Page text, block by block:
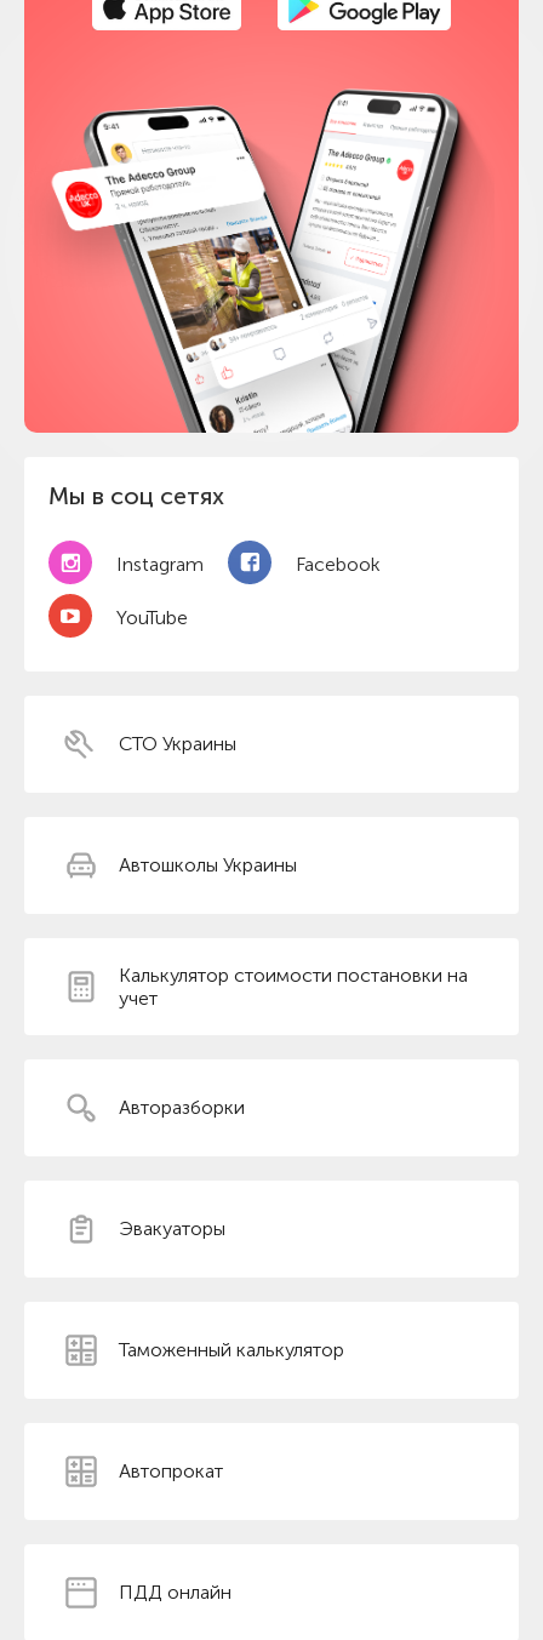
Мы в соц сетях
Instagram Facebook
YouTube
СТО Украины
Автошколы Украины
Калькулятор стоимости постановки на
учет
Авторазборки
Эвакуаторы
Таможенный калькулятор
Автопрокат
ПДД онлайн